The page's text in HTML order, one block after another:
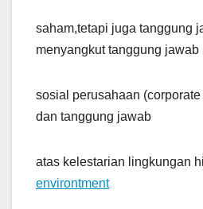
saham,tetapi juga tanggung
menyangkut tanggung jawab
sosial perusahaan
dan tanggung jawab
atas kelestarian lingkungan
environtment